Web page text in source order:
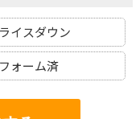
イスダウン
ォーム済